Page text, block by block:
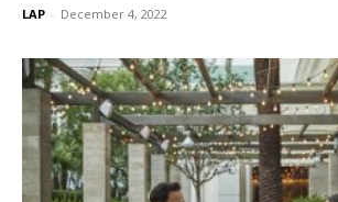
LAP - December 4, 2022